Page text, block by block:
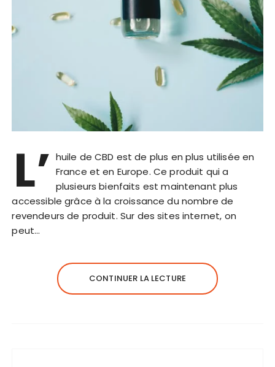
L’ huile de CBD est de plus en plus utilisée en
France et en Europe. Ce produit qui a
plusieurs bienfaits est maintenant plus
accessible grâce à la croissance du nombre de
revendeurs de produit. Sur des sites internet, on
peut…
CONTINUER LA LECTURE